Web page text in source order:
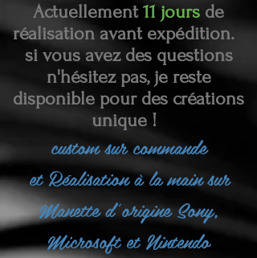
Actuellement 11 jours de
réalisation avant expédition.
si vous avez des questions
n'hésitez pas, je reste
disponible pour des créations
unique !
custom sur commande
etRéalisation à la main sur
Manette d'origine Sony,
Microsoft et Nintendo